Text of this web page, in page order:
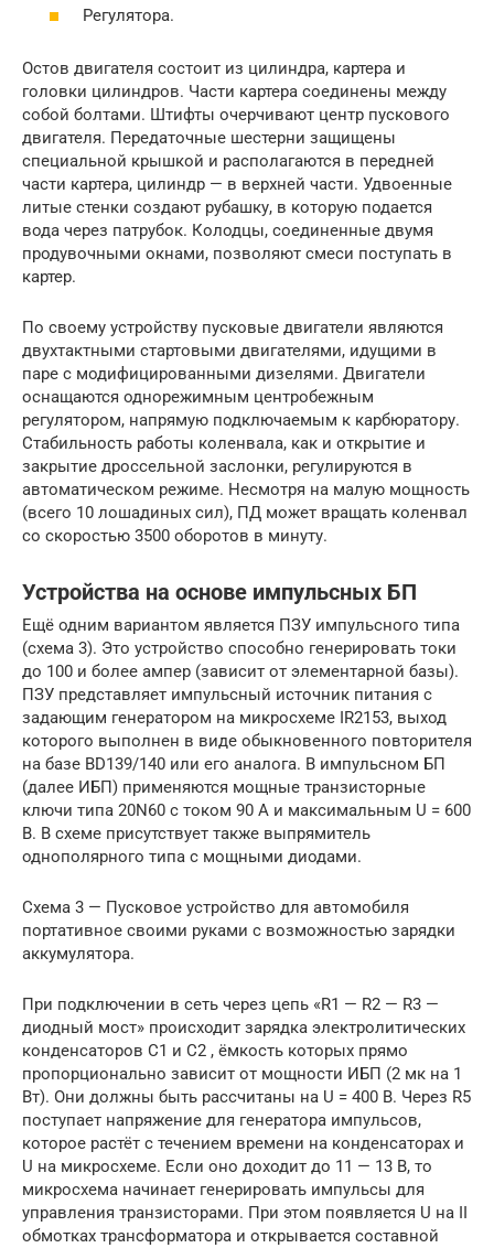
Регулятора.
Остов двигателя состоит из цилиндра, картера и
головки цилиндров. Части картера соединены между
собой болтами. Штифты очерчивают центр пускового
двигателя. Передаточные шестерни защищены
специальной крышкой и располагаются в передней
части картера, цилиндр — в верхней части. Удвоенные
литые стенки создают рубашку, в которую подается
вода через патрубок. Колодцы, соединенные двумя
продувочными окнами, позволяют смеси поступать в
картер.
По своему устройству пусковые двигатели являются
двухтактными стартовыми двигателями, идущими в
паре с модифицированными дизелями. Двигатели
оснащаются однорежимным центробежным
регулятором, напрямую подключаемым к карбюратору.
Стабильность работы коленвала, как и открытие и
закрытие дроссельной заслонки, регулируются в
автоматическом режиме. Несмотря на малую мощность
(всего 10 лошадиных сил), ПД может вращать коленвал
со скоростью 3500 оборотов в минуту.
Устройства на основе импульсных БП
Ещё одним вариантом является ПЗУ импульсного типа
(схема 3). Это устройство способно генерировать токи
до 100 и более ампер (зависит от элементарной базы).
ПЗУ представляет импульсный источник питания с
задающим генератором на микросхеме IR2153, выход
которого выполнен в виде обыкновенного повторителя
на базе BD139/140 или его аналога. В импульсном БП
(далее ИБП) применяются мощные транзисторные
ключи типа 20N60 с током 90 А и максимальным U = 600
В. В схеме присутствует также выпрямитель
однополярного типа с мощными диодами.
Схема 3 — Пусковое устройство для автомобиля
портативное своими руками с возможностью зарядки
аккумулятора.
При подключении в сеть через цепь «R1 — R2 — R3 —
диодный мост» происходит зарядка электролитических
конденсаторов C1 и C2 , ёмкость которых прямо
пропорционально зависит от мощности ИБП (2 мк на 1
Вт). Они должны быть рассчитаны на U = 400 В. Через R5
поступает напряжение для генератора импульсов,
которое растёт с течением времени на конденсаторах и
U на микросхеме. Если оно доходит до 11 — 13 В, то
микросхема начинает генерировать импульсы для
управления транзисторами. При этом появляется U на II
обмотках трансформатора и открывается составной